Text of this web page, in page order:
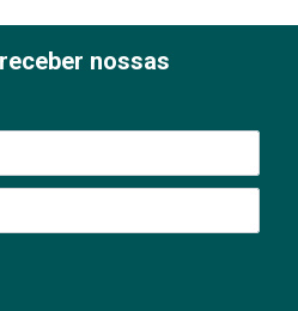
nossas